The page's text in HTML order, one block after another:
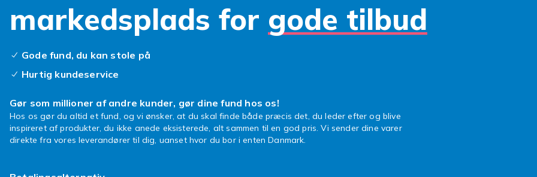
markedsplads for gode tilbud
Gode fund, du kan stole på
Hurtig kundeservice
Gør som millioner af andre kunder, gør dine fund hos os!
Hos os gør du altid et fund, og vi ønsker, at du skal finde både præcis det, du leder efter og blive
inspireret af produkter, du ikke anede eksisterede, alt sammen til en god pris. Vi sender dine varer
direkte fra vores leverandører til dig, uanset hvor du bor i enten Danmark.